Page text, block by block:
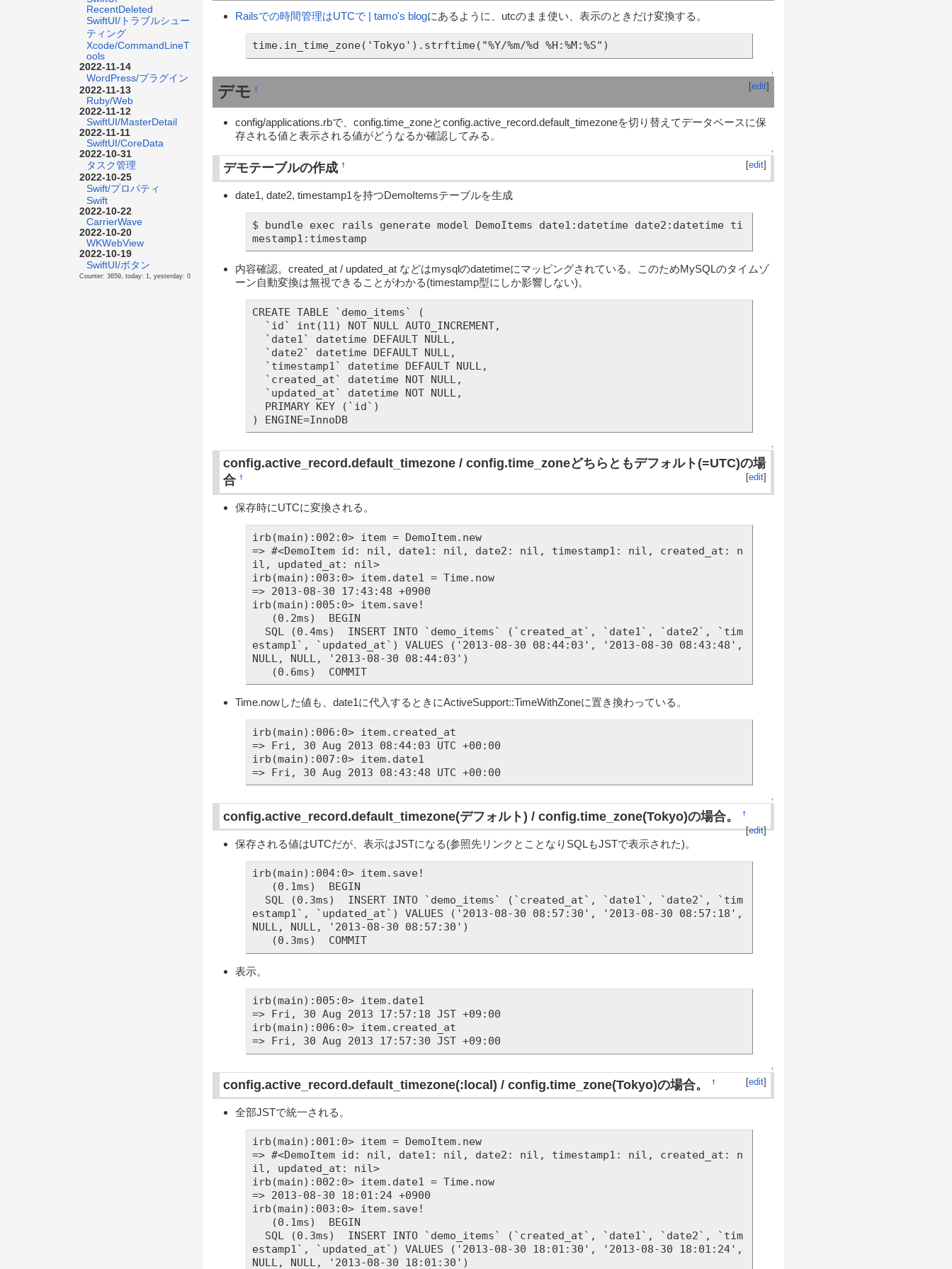
Railsでの時間管理はUTCで | tamo's blogにあるように、utcのまま使い、表示のときだけ変換する。
time.in_time_zone('Tokyo').strftime("%Y/%m/%d %H:%M:%S")
↑
デモ † [edit]
config/applications.rbで、config.time_zoneとconfig.active_record.default_timezoneを切り替えてデータベースに保
存される値と表示される値がどうなるか確認してみる。
↑
デモテーブルの作成 † [edit]
date1, date2, timestamp1を持つDemoItemsテーブルを生成
$ bundle exec rails generate model DemoItems date1:datetime date2:datetime ti
mestamp1:timestamp
内容確認。created_at / updated_at などはmysqlのdatetimeにマッピングされている。このためMySQLのタイムゾ
ーン自動変換は無視できることがわかる(timestamp型にしか影響しない)。
CREATE TABLE `demo_items` (
) ENGINE=InnoDB
↑
config.active_record.default_timezone / config.time_zoneどちらともデフォルト(=UTC)の場
合 † [edit]
保存時にUTCに変換される。
irb(main):002:0> item = DemoItem.new
=> #<DemoItem id: nil, date1: nil, date2: nil, timestamp1: nil, created_at: n
il, updated_at: nil>
irb(main):003:0> item.date1 = Time.now
=> 2013-08-30 17:43:48 +0900
irb(main):005:0> item.save!
estamp1`, `updated_at`) VALUES ('2013-08-30 08:44:03', '2013-08-30 08:43:48',
NULL, NULL, '2013-08-30 08:44:03')
   (0.6ms)  COMMIT
Time.nowした値も、date1に代入するときにActiveSupport::TimeWithZoneに置き換わっている。
irb(main):006:0> item.created_at
=> Fri, 30 Aug 2013 08:44:03 UTC +00:00
irb(main):007:0> item.date1
↑
config.active_record.default_timezone(デフォルト) / config.time_zone(Tokyo)の場合。 †
[edit]
保存される値はUTCだが、表示はJSTになる(参照先リンクとことなりSQLもJSTで表示された)。
irb(main):004:0> item.save!
estamp1`, `updated_at`) VALUES ('2013-08-30 08:57:30', '2013-08-30 08:57:18',
NULL, NULL, '2013-08-30 08:57:30')
   (0.3ms)  COMMIT
表示。
irb(main):005:0> item.date1
=> Fri, 30 Aug 2013 17:57:18 JST +09:00
irb(main):006:0> item.created_at
↑
config.active_record.default_timezone(:local) / config.time_zone(Tokyo)の場合。 † [edit]
全部JSTで統一される。
irb(main):001:0> item = DemoItem.new
=> #<DemoItem id: nil, date1: nil, date2: nil, timestamp1: nil, created_at: n
il, updated_at: nil>
irb(main):002:0> item.date1 = Time.now
=> 2013-08-30 18:01:24 +0900
irb(main):003:0> item.save!
estamp1`, `updated_at`) VALUES ('2013-08-30 18:01:30', '2013-08-30 18:01:24',
NULL, NULL, '2013-08-30 18:01:30')
RecentDeleted
SwiftUI/トラブルシュー
ティング
Xcode/CommandLineT
ools
2022-11-14
WordPress/プラグイン
2022-11-13
Ruby/Web
2022-11-12
SwiftUI/MasterDetail
2022-11-11
SwiftUI/CoreData
2022-10-31
タスク管理
2022-10-25
Swift/プロパティ
Swift
2022-10-22
CarrierWave
2022-10-20
WKWebView
2022-10-19
SwiftUI/ボタン
Counter: 3659, today: 1, yesterday: 0